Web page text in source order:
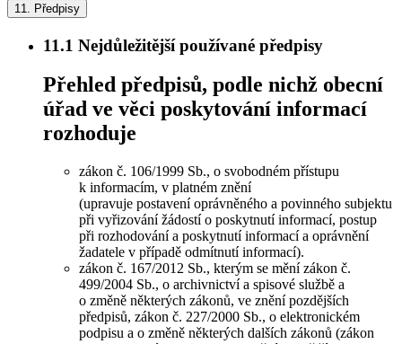
11. Předpisy
11.1 Nejdůležitější používané předpisy
Přehled předpisů, podle nichž obecní
úřad ve věci poskytování informací
rozhoduje
zákon č. 106/1999 Sb., o svobodném přístupu
k informacím, v platném znění
(upravuje postavení oprávněného a povinného subjektu
při vyřizování žádostí o poskytnutí informací, postup
při rozhodování a poskytnutí informací a oprávnění
žadatele v případě odmítnutí informací).
zákon č. 167/2012 Sb., kterým se mění zákon č.
499/2004 Sb., o archivnictví a spisové službě a
o změně některých zákonů, ve znění pozdějších
předpisů, zákon č. 227/2000 Sb., o elektronickém
podpisu a o změně některých dalších zákonů (zákon